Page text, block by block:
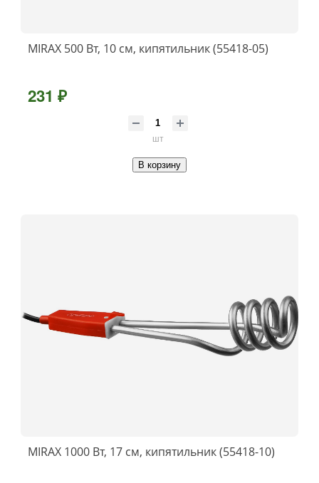
MIRAX 500 Вт, 10 см, кипятильник (55418-05)
231 ₽
шт
В корзину
MIRAX 1000 Вт, 17 см, кипятильник (55418-10)